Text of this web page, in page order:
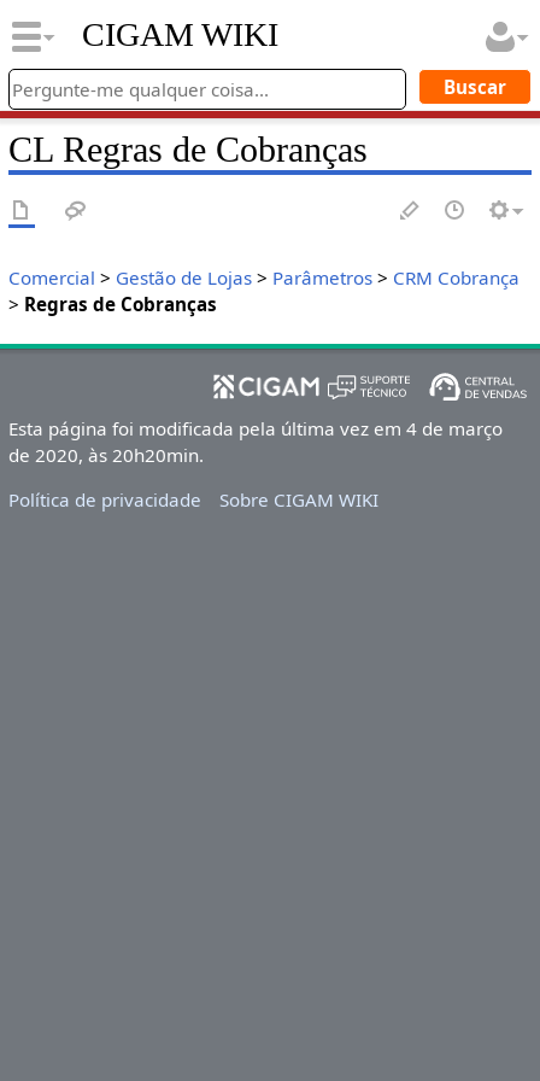
CIGAM WIKI
CL Regras de Cobranças
Comercial > Gestão de Lojas> Parâmetros> CRM Cobrança
> Regras de Cobranças
Esta página foi modificada pela última vez em 4 de março
de 2020, às 20h20min.
Política de privacidade
Sobre CIGAM WIKI